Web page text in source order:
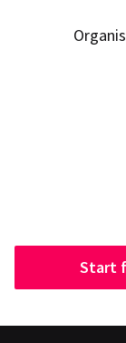
Start